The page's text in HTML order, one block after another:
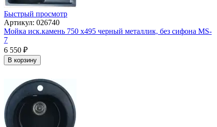
Быстрый просмотр
Артикул: 026740
Мойка иск.камень 750 х495 черный металлик, без сифона МS-
7
6 550 ₽
В корзину